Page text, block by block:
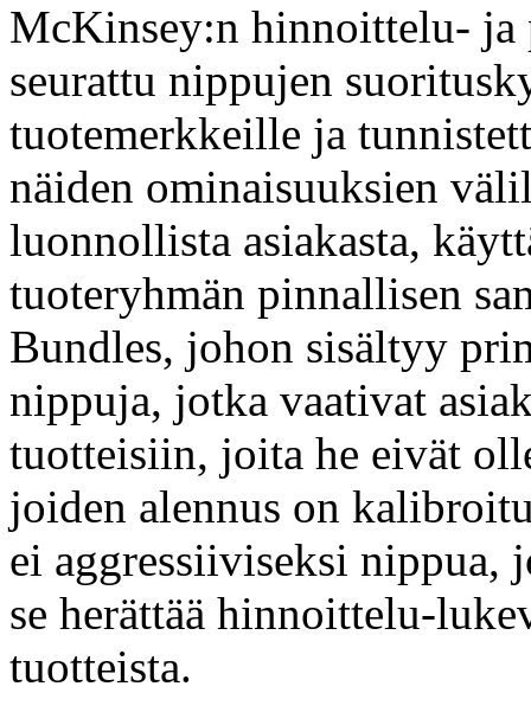
McKinsey:n hinnoittelu- ja
seurattu nippujen
tuotemerkkeille ja
näiden ominaisuuksien
luonnollista asiakasta,
tuoteryhmän pinnallisen
Bundles, johon sisältyy
nippuja, jotka vaativat
tuotteisiin, joita he eivät
joiden alennus on
ei aggressiiviseksi nippua,
se herättää hinnoittelu-
tuotteista.